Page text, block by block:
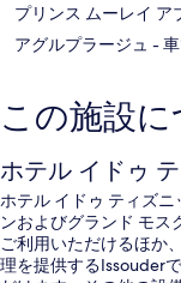
プリンス ムーレイ ア
アグルプラージュ -
この施設
ホテル イドゥ
ホテル イドゥ ティズ
ンおよびグランド モス
ご利用いただけるほか
理を提供するIssouder